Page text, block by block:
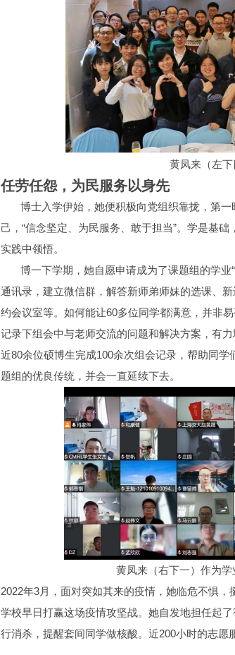
黄凤来（左
任劳任怨，为民服务以身先
博士入学伊始，她便积极向党组织靠拢，第一
己，“信念坚定、为民服务、敢于担当”。学是基
实践中领悟。
博一下学期，她自愿申请成为了课题组的学业“
通讯录，建立微信群，解答新师弟师妹的选课、
约会议室等。如何能让60多位同学都满意，并非
记录下组会中与老师交流的问题和解决方案，有
近80余位硕博生完成100余次组会记录，帮助同
题组的优良传统，并会一直延续下去。
黄凤来（右下一）作为学
2022年3月，面对突如其来的疫情，她临危不惧
学校早日打赢这场疫情攻坚战。她自发地担任起
行消杀，提醒套间同学做核酸。近200小时的志愿